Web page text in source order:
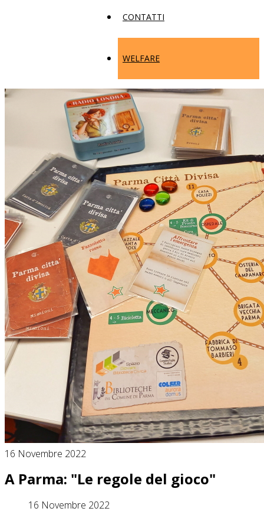
CONTATTI
WELFARE
16 Novembre 2022
A Parma: "Le regole del gioco"
16 Novembre 2022